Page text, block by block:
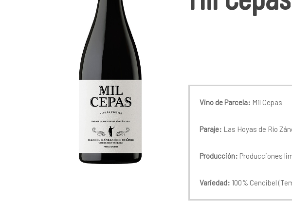
Vino de Parcela: Mil Cepas
Paraje: Las Hoyas de Río
Producción: Producciones
Variedad: 100% Cencibel